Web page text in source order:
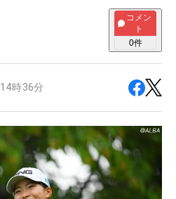
コメン
ト
0件
時36分